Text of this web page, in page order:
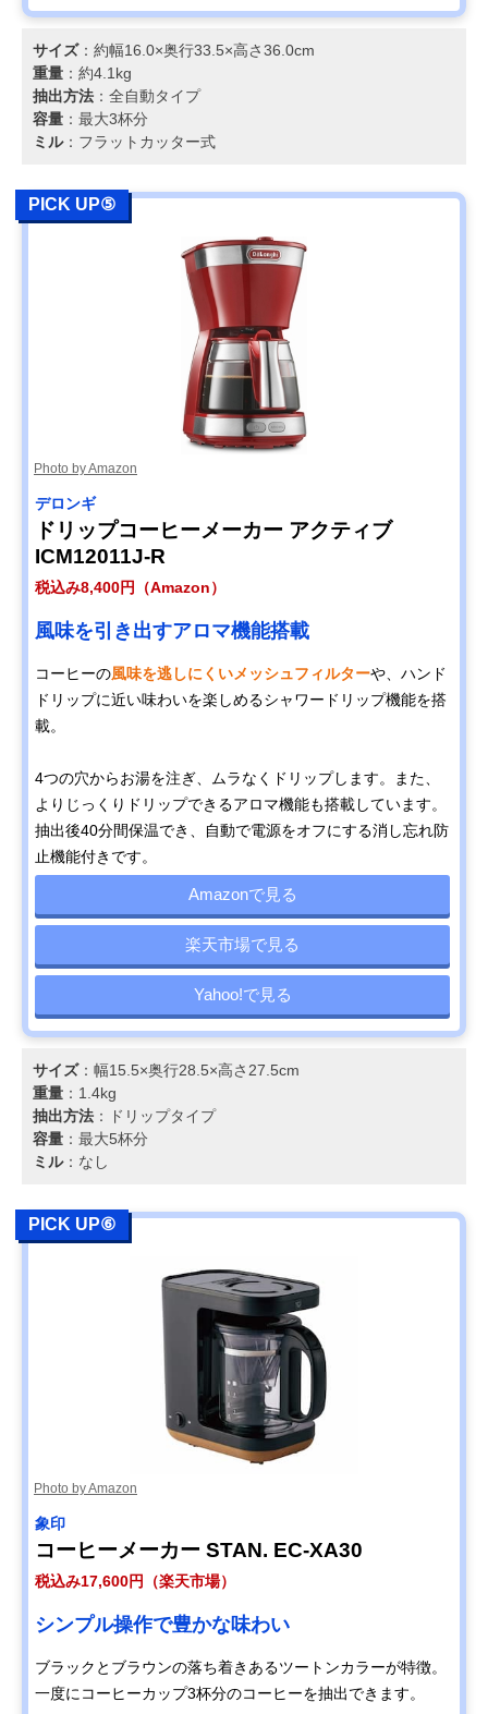
サイズ：約幅16.0×奥行33.5×高さ36.0cm
重量 ：約4.1kg
抽出方法 ：全自動タイプ
容量 ：最大3杯分
ミル：フラットカッター式
PICK UP⑤
Photo by Amazon
デロンギ
ドリップコーヒーメーカー アクティブ
ICM12011J-R
税込み8,400円（Amazon）
風味を引き出すアロマ機能搭載
コーヒーの風味を逃しにくいメッシュフィルターや、ハンド
ドリップに近い味わいを楽しめるシャワードリップ機能を搭
載。
4つの穴からお湯を注ぎ、ムラなくドリップします。また、
よりじっくりドリップできるアロマ機能も搭載しています。
抽出後40分間保温でき、自動で電源をオフにする消し忘れ防
止機能付きです。
Amazonで見る
楽天市場で見る
Yahoo!で見る
サイズ：幅15.5×奥行28.5×高さ27.5cm
重量 ：1.4kg
抽出方法 ：ドリップタイプ
容量 ：最大5杯分
ミル：なし
PICK UP⑥
Photo by Amazon
象印
コーヒーメーカー STAN. EC-XA30
税込み17,600円（楽天市場）
シンプル操作で豊かな味わい
ブラックとブラウンの落ち着きあるツートンカラーが特徴。
一度にコーヒーカップ3杯分のコーヒーを抽出できます。